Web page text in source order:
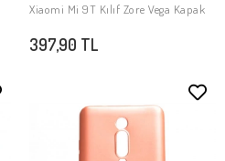
SEPETE EKLE
Xiaomi Mi 9T Kılıf Zore Vega Kapak
397,90 TL